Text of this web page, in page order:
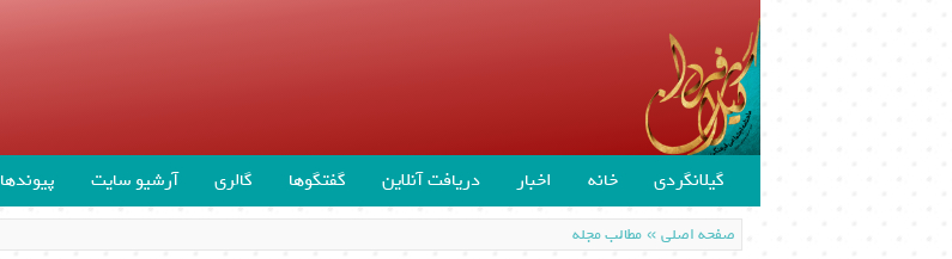
گیلانگردی خانه اخبار دریافت آنلاین گفتگوها گالری آرشیو سایت پیوندها
صفحه اصلی»مطالب مجله